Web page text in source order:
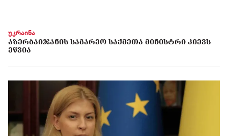
უკრაინა
ᲐᲖᲔᲠᲑᲐᲘᲯᲐᲜᲘᲡ ᲡᲐᲒᲐᲠᲔᲝ ᲡᲐᲥᲛᲔᲗᲐ ᲛᲘᲜᲘᲡᲢᲠᲘ ᲙᲘᲔᲕᲡ
ᲔᲬᲕᲘᲐ